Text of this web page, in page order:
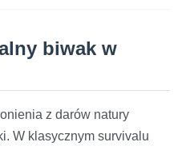
biwak w
z darów natury
W klasycznym survivalu